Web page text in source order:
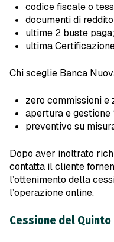
codice fiscale o
documenti di
ultime 2 buste paga;
ultima
Chi sceglie Banca
zero commissioni e
apertura e gestione
preventivo su
Dopo aver inoltrato
contatta il cliente
l’ottenimento della
l’operazione online.
Cessione del Quinto